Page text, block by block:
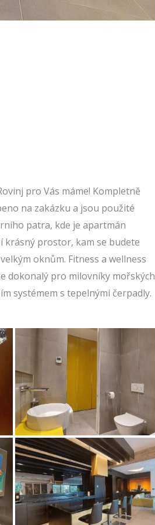
pro Vás máme! Kompletně
na zakázku a jsou použité
patra, kde je apartmán
krásný prostor, kam se budete
oknům. Fitness a wellness
dokonalý pro milovníky mořských
systémem s tepelnými čerpadly.